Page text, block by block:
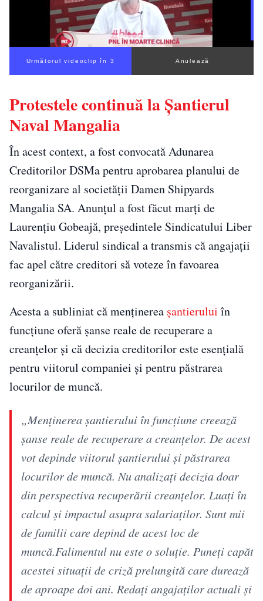
Următorul videoclip în 3 Anulează
Protestele continuă la Șantierul
Naval Mangalia
În acest context, a fost convocată Adunarea
Creditorilor DSMa pentru aprobarea planului de
reorganizare al societății Damen Shipyards
Mangalia SA. Anunțul a fost făcut marți de
Laurențiu Gobeajă, președintele Sindicatului Liber
Navalistul. Liderul sindical a transmis că angajații
fac apel către creditori să voteze în favoarea
reorganizării.
Acesta a subliniat că menținerea șantieruluiîn
funcțiune oferă șanse reale de recuperare a
creanțelor și că decizia creditorilor este esențială
pentru viitorul companiei și pentru păstrarea
locurilor de muncă.
„Menţinerea şantierului în funcţiune creează
şanse reale de recuperare a creanţelor. De acest
vot depinde viitorul şantierului şi păstrarea
locurilor de muncă. Nu analizaţi decizia doar
din perspectiva recuperării creanţelor. Luaţi în
calcul şi impactul asupra salariaţilor. Sunt mii
de familii care depind de acest loc de
muncă.Falimentul nu este o soluţie. Puneţi capăt
acestei situaţii de criză prelungită care durează
de aproape doi ani. Redaţi angajaţilor actuali şi